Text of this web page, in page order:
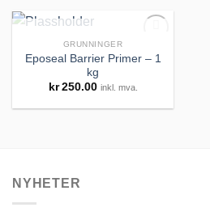
huskeliste
UTSOLGT
GRUNNINGER
Eposeal Barrier Primer – 1
kg
kr 250.00 inkl. mva.
NYHETER